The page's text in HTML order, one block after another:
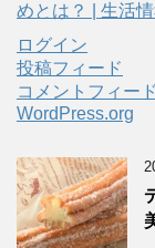
めとは？ | 生活
ログイン
投稿フィード
コメントフィード
WordPress.org